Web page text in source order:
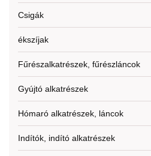
Csigák
ékszíjak
Fűrészalkatrészek, fűrészláncok
Gyújtó alkatrészek
Hómaró alkatrészek, láncok
Indítók, indító alkatrészek